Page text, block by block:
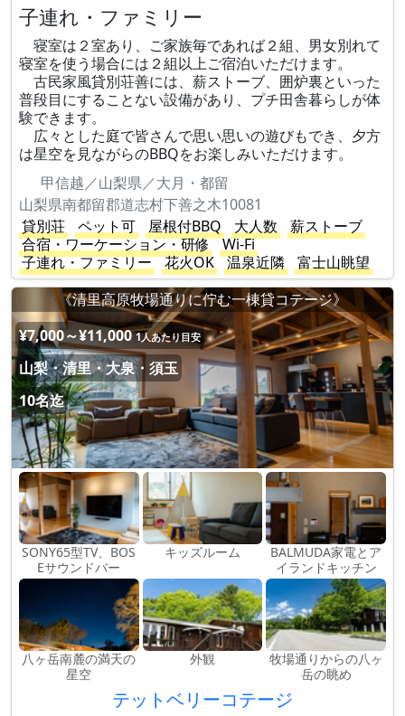
子連れ・ファミリー
寝室は２室あり、ご家族毎であれば２組、男女別れて
寝室を使う場合には２組以上ご宿泊いただけます。
古民家風貸別荘善には、薪ストーブ、囲炉裏といった
普段目にすることない設備があり、プチ田舎暮らしが体
験できます。
広々とした庭で皆さんで思い思いの遊びもでき、夕方
は星空を見ながらのBBQをお楽しみいただけます。
甲信越／山梨県／大月・都留
山梨県南都留郡道志村下善之木10081
貸別荘
ペット可 屋根付BBQ 大人数
薪ストーブ
合宿・ワーケーション・研修
Wi-Fi
子連れ・ファミリー
花火OK 温泉近隣
富士山眺望
《清里高原牧場通りに佇む一棟貸コテージ》
¥7,000～¥11,000 1人あたり目安
山梨・清里・大泉・須玉
10名迄
SONY65型TV、BOS
Eサウンドバー
キッズルーム
BALMUDA家電とア
イランドキッチン
八ヶ岳南麓の満天の
星空
外観
牧場通りからの八ヶ
岳の眺め
テットベリーコテージ